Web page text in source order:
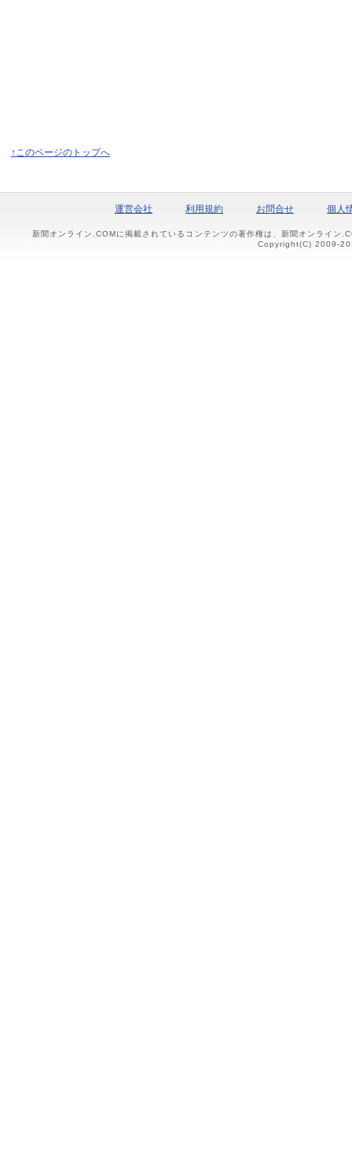
↑このページのトップへ
運営会社 利用規約 お問合せ 個人
新聞オンライン.COMに掲載されているコンテンツの著作権は、新聞オンライン
Copyright(C) 2009-